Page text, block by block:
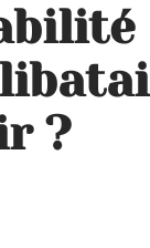
?